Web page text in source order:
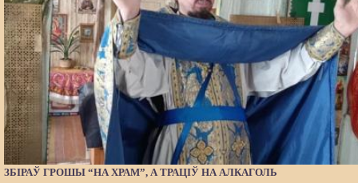
ЗБІРАЎ ГРОШЫ “НА ХРАМ”, А ТРАЦІЎ НА АЛКАГОЛЬ